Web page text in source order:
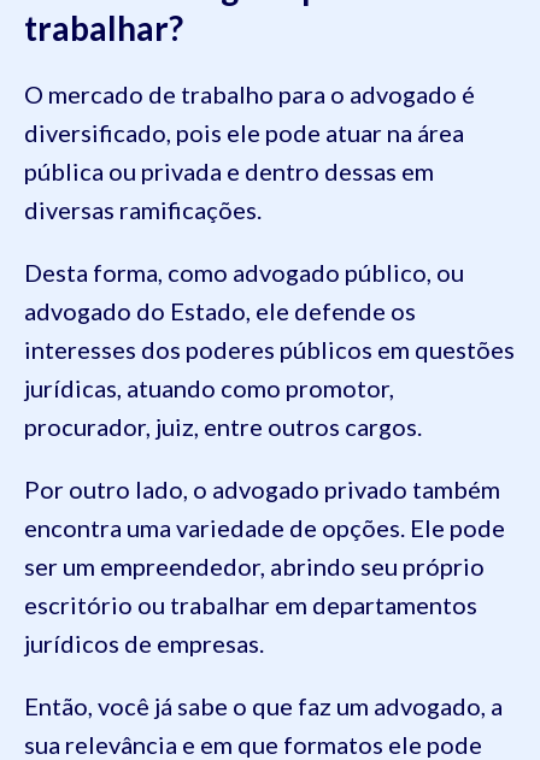
trabalhar?
O mercado de trabalho para o advogado é
diversificado, pois ele pode atuar na área
pública ou privada e dentro dessas em
diversas ramificações.
Desta forma, como advogado público, ou
advogado do Estado, ele defende os
interesses dos poderes públicos em questões
jurídicas, atuando como promotor,
procurador, juiz, entre outros cargos.
Por outro lado, o advogado privado também
encontra uma variedade de opções. Ele pode
ser um empreendedor, abrindo seu próprio
escritório ou trabalhar em departamentos
jurídicos de empresas.
Então, você já sabe o que faz um advogado, a
sua relevância e em que formatos ele pode